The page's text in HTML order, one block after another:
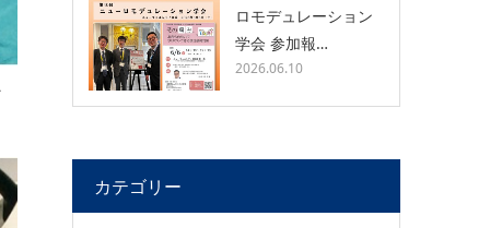
ロモデュレーション
学会 参加報…
2026.06.10
カテゴリー